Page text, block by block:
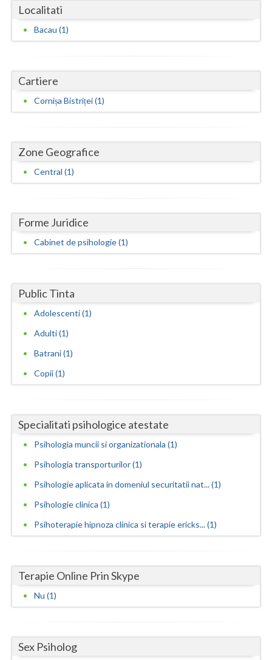
Gorj
Harghita
Ialomita
Iasi
Maramures
Mehedinti
Neamt
Salaj
Suceava
Timis
Tulcea
Valcea
Localitati
Bacau (1)
Cartiere
Cornișa Bistriței (1)
Zone Geografice
Central (1)
Forme Juridice
Cabinet de psihologie (1)
Public Tinta
Adolescenti (1)
Adulti (1)
Batrani (1)
Copii (1)
Specialitati psihologice atestate
Psihologia muncii si organizationala (1)
Psihologia transporturilor (1)
Psihologie aplicata in domeniul securitatii nat... (1)
Psihologie clinica (1)
Psihoterapie hipnoza clinica si terapie ericks... (1)
Terapie Online Prin Skype
Nu (1)
Sex Psiholog